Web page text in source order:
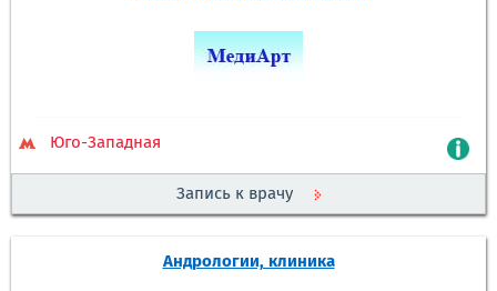
Юго-Западная
Запись к врачу
Андрологии, клиника